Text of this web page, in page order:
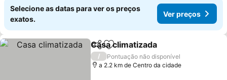
Selecione as datas para ver os preços
exatos.
Ver preços
PartilharAdicionar aos favoritos
Casa climatizada
/
Pontuação não disponível
a 2.2 km de Centro da cidade